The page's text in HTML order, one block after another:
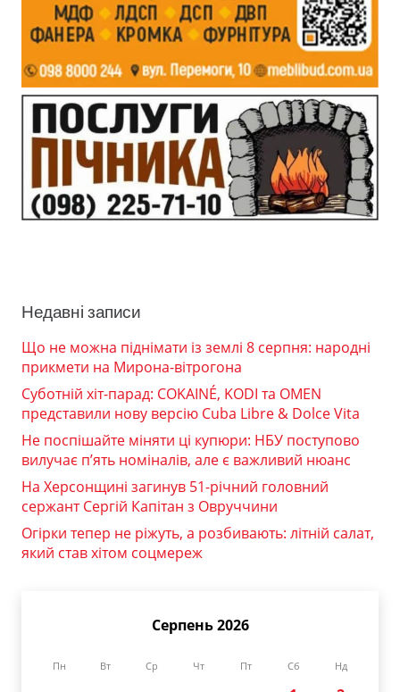
Недавні записи
Що не можна піднімати із землі 8 серпня: народні
прикмети на Мирона-вітрогона
Суботній хіт-парад: COKAINÉ, KODI та OMEN
представили нову версію Cuba Libre & Dolce Vita
Не поспішайте міняти ці купюри: НБУ поступово
вилучає п’ять номіналів, але є важливий нюанс
На Херсонщині загинув 51-річний головний
сержант Сергій Капітан з Овруччини
Огірки тепер не ріжуть, а розбивають: літній салат,
який став хітом соцмереж
Серпень 2026
Пн Вт Ср Чт Пт Сб Нд